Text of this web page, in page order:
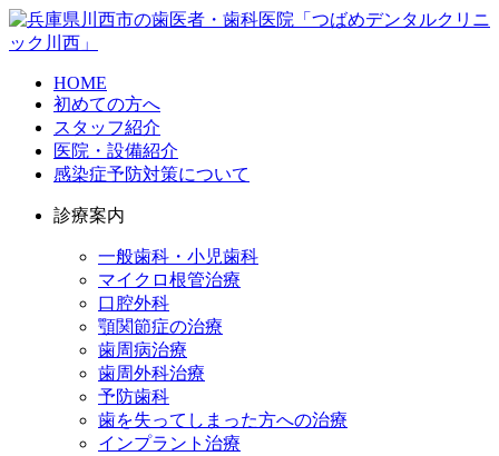
HOME
初めての方へ
スタッフ紹介
医院・設備紹介
感染症予防対策について
診療案内
一般歯科・小児歯科
マイクロ根管治療
口腔外科
顎関節症の治療
歯周病治療
歯周外科治療
予防歯科
歯を失ってしまった方への治療
インプラント治療